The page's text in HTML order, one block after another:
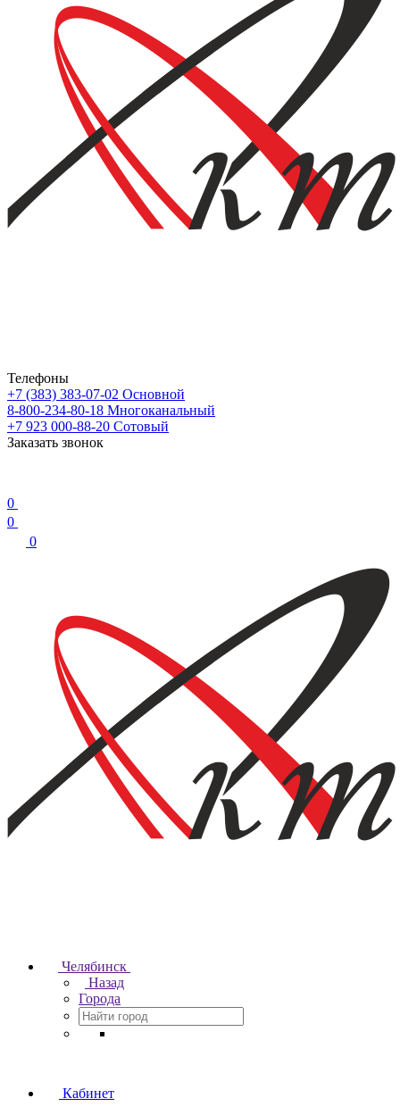
Телефоны
+7 (383) 383-07-02 Основной
8-800-234-80-18 Многоканальный
+7 923 000-88-20 Сотовый
Заказать звонок
0
0
0
Челябинск
Назад
Города
Кабинет